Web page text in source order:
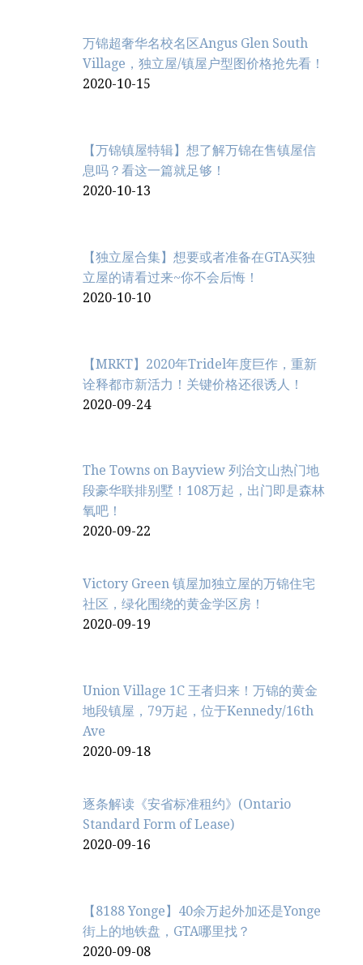
万锦超奢华名校名区Angus Glen South
Village，独立屋/镇屋户型图价格抢先看！
2020-10-15
【万锦镇屋特辑】想了解万锦在售镇屋信
息吗？看这一篇就足够！
2020-10-13
【独立屋合集】想要或者准备在GTA买独
立屋的请看过来~你不会后悔！
2020-10-10
【MRKT】2020年Tridel年度巨作，重新
诠释都市新活力！关键价格还很诱人！
2020-09-24
The Towns on Bayview 列治文山热门地
段豪华联排别墅！108万起，出门即是森林
氧吧！
2020-09-22
Victory Green 镇屋加独立屋的万锦住宅
社区，绿化围绕的黄金学区房！
2020-09-19
Union Village 1C 王者归来！万锦的黄金
地段镇屋，79万起，位于Kennedy/16th
Ave
2020-09-18
逐条解读《安省标准租约》(Ontario
Standard Form of Lease)
2020-09-16
【8188 Yonge】40余万起外加还是Yonge
街上的地铁盘，GTA哪里找？
2020-09-08